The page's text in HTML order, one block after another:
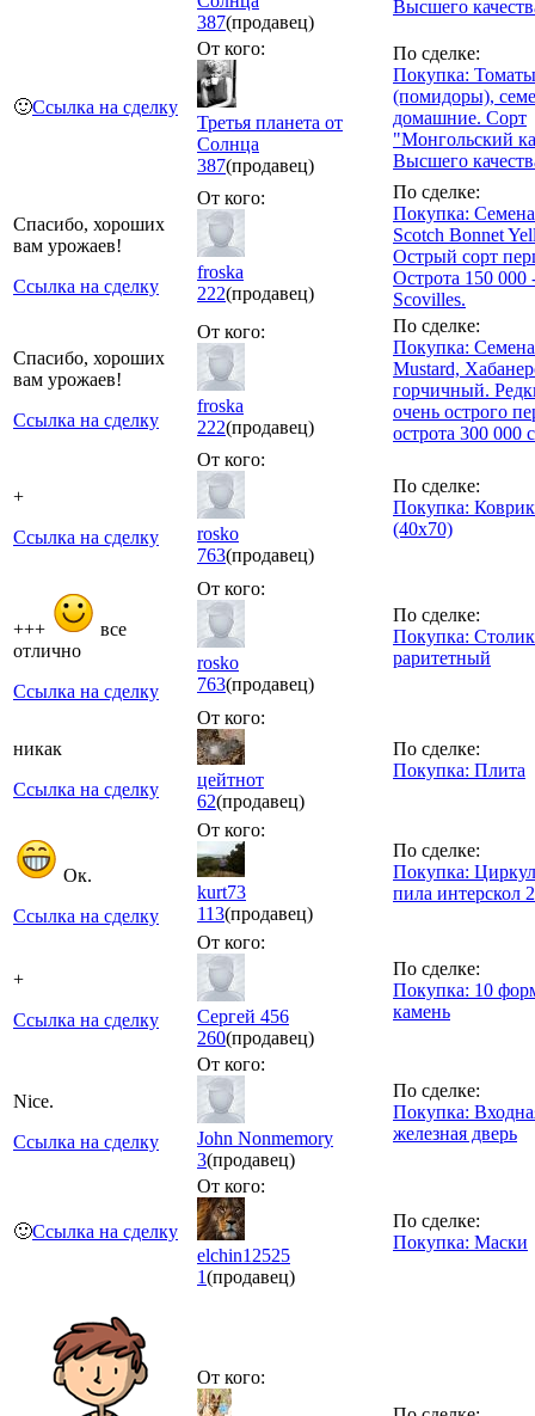
387(продавец)
Высшего
🙂Ссылка на сделку
От кого:
Третья планета от
Солнца
387(продавец)
По сделке:
Покупка: Томаты
(помидоры),
домашние. Сорт
"Монгольский
Высшего
Спасибо, хороших
вам урожаев!
Ссылка на сделку
От кого:
froska
222(продавец)
По сделке:
Покупка:
Scotch Bonnet
Острый сорт
Острота 150 000
Scovilles.
Спасибо, хороших
вам урожаев!
Ссылка на сделку
От кого:
froska
222(продавец)
По сделке:
Покупка:
Mustard,
горчичный.
очень острого
острота 300 000
+
Ссылка на сделку
От кого:
rosko
763(продавец)
По сделке:
Покупка:
(40х70)
+++
все
отлично
Ссылка на сделку
От кого:
rosko
763(продавец)
По сделке:
Покупка: Столик
раритетный
никак
Ссылка на сделку
От кого:
цейтнот
62(продавец)
По сделке:
Покупка: Плита
Ок.
Ссылка на сделку
От кого:
kurt73
113(продавец)
По сделке:
Покупка:
пила интерскол
+
Ссылка на сделку
От кого:
Сергей 456
260(продавец)
По сделке:
Покупка: 10
камень
Nice.
Ссылка на сделку
От кого:
John Nonmemory
3(продавец)
По сделке:
Покупка:
железная дверь
🙂Ссылка на сделку
От кого:
elchin12525
1(продавец)
По сделке:
Покупка: Маски
От кого: